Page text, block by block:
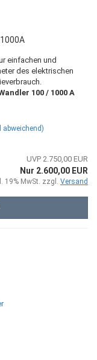
einfachen und
des elektrischen
100 / 1000 A
abweichend)
UVP 2.750,00 EUR
Nur 2.600,00 EUR
19% MwSt. zzgl. Versand